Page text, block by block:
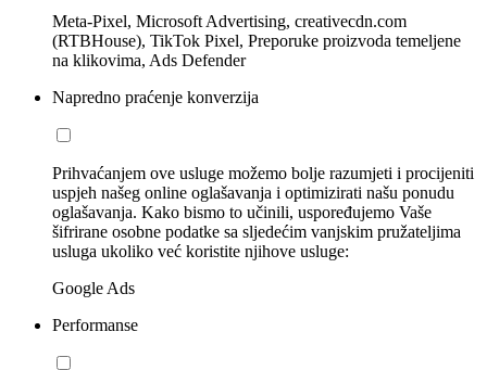
Meta-Pixel, Microsoft Advertising, creativecdn.com
(RTBHouse), TikTok Pixel, Preporuke proizvoda temeljene
na klikovima, Ads Defender
Napredno praćenje konverzija
Prihvaćanjem ove usluge možemo bolje razumjeti i procijeniti
uspjeh našeg online oglašavanja i optimizirati našu ponudu
oglašavanja. Kako bismo to učinili, uspoređujemo Vaše
šifrirane osobne podatke sa sljedećim vanjskim pružateljima
usluga ukoliko već koristite njihove usluge:
Google Ads
Performanse